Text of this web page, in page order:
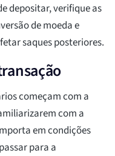
depositar, verifique as
de moeda e
saques posteriores.
começam com a
com a
em condições
para a